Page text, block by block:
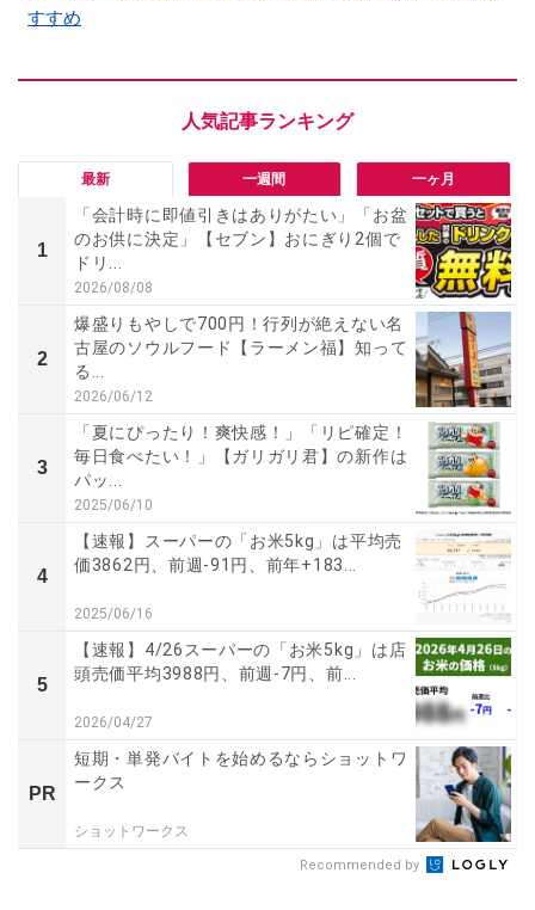
すすめ
最新 一週間 一ヶ月
1
「会計時に即値引きはありがたい」「お盆
のお供に決定」【セブン】おにぎり2個で
ドリ...
2026/08/08
2
爆盛りもやしで700円！行列が絶えない名
古屋のソウルフード【ラーメン福】知って
る...
2026/06/12
3
「夏にぴったり！爽快感！」「リピ確定！
毎日食べたい！」【ガリガリ君】の新作は
パッ...
2025/06/10
4
【速報】スーパーの「お米5kg」は平均売
価3862円、前週-91円、前年+183...
2025/06/16
5
【速報】4/26スーパーの「お米5kg」は店
頭売価平均3988円、前週-7円、前...
2026/04/27
PR
短期・単発バイトを始めるならショットワ
ークス
ショットワークス
Recommended by